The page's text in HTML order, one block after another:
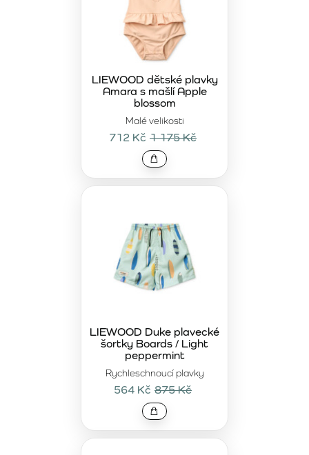
Malé velikosti
LIEWOOD dětské plavky
Amara s mašlí Apple
blossom
712 Kč 1 175 Kč
Rychleschnoucí plavky
LIEWOOD Duke plavecké
šortky Boards / Light
peppermint
564 Kč 875 Kč